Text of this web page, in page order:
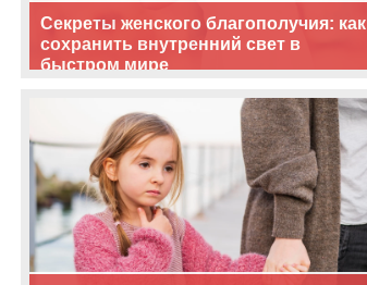
Секреты женского благополучия: как
сохранить внутренний свет в
быстром мире